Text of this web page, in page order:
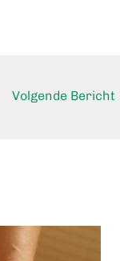
Volgende Bericht